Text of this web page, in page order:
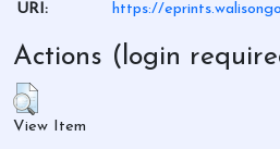
URI: https://
Actions (login
View Item